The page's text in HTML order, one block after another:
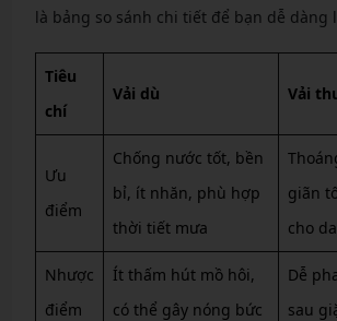
là bảng so sánh chi tiết để bạn dễ dàng
Tiêu
chí
Vải dù Vải
Ưu
điểm
Chống nước tốt, bền
bỉ, ít nhăn, phù hợp
thời tiết mưa
giãn
cho
Nhược
điểm
Ít thấm hút mồ hôi,
có thể gây nóng bức
Dễ
sau